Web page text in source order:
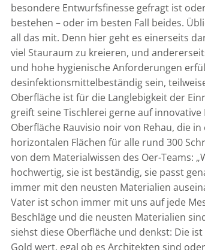
besondere Entwurfsfinesse gefragt ist
bestehen – oder im besten Fall beides.
all das mit. Denn hier geht es einerseits
viel Stauraum zu kreieren, und
und hohe hygienische Anforderungen
desinfektionsmittelbeständig sein,
Oberfläche ist für die Langlebigkeit der
greift seine Tischlerei gerne auf
Oberfläche Rauvisio noir von Rehau, die
horizontalen Flächen für alle rund 300
von dem Materialwissen des Oer-Teams:
hochwertig, sie ist beständig, sie passt
immer mit den neusten Materialien
Vater ist schon immer mit uns auf jede
Beschläge und die neusten Materialien
siehst diese Oberfläche und denkst: Die
Gold wert, egal ob es Architekten sind